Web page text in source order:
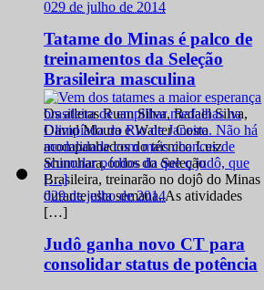
029 de julho de 2014
Tatame do Minas é palco de
treinamentos da Seleção
Brasileira masculina
Os atletas Ruan Silva, Rafael Silva,
David Moura e Walter Costa
acompanhados do técnico Luiz
Shinohara, todos da Seleção
Brasileira, treinarão no dojô do Minas
durante esta semana. As atividades
[…]
029 de julho de 2014
Judô ganha novo CT para
consolidar status de potência